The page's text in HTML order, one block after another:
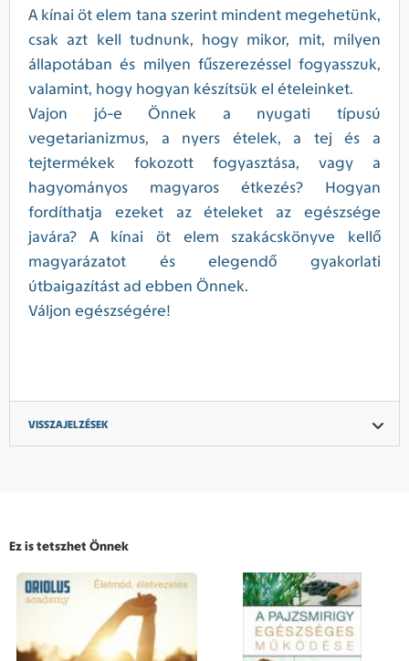
A kínai öt elem tana szerint mindent megehetünk,
csak azt kell tudnunk, hogy mikor, mit, milyen
állapotában és milyen fűszerezéssel fogyasszuk,
valamint, hogy hogyan készítsük el ételeinket.
Vajon jó-e Önnek a nyugati típusú
vegetarianizmus, a nyers ételek, a tej és a
tejtermékek fokozott fogyasztása, vagy a
hagyományos magyaros étkezés? Hogyan
fordíthatja ezeket az ételeket az egészsége
javára? A kínai öt elem szakácskönyve kellő
magyarázatot és elegendő gyakorlati
útbaigazítást ad ebben Önnek.
Váljon egészségére!
VISSZAJELZÉSEK
Ez is tetszhet Önnek